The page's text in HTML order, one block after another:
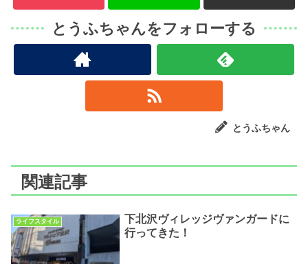
とうふちゃんをフォローする
とうふちゃん
関連記事
ライフスタイル
下北沢ヴィレッジヴァンガードに
行ってきた！